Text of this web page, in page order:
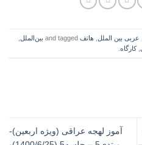
عربی بین الملل هاتف and tagged بین‌الملل
,کارگاه
آموز لهجه عراقی (ویژه اربعین)-